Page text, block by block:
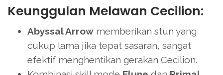
Keunggulan Melawan Cecilion:
Abyssal Arrow memberikan stun yang
cukup lama jika tepat sasaran, sangat
efektif menghentikan gerakan Cecilion.